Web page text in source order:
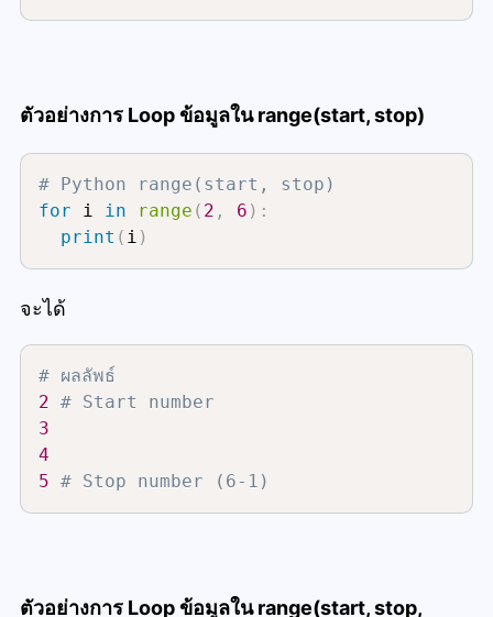
ตัวอย่างการ Loop ข้อมูลใน range(start, stop)
# Python range(start, stop)
for i in range ( 2 , 6 ) :
print ( i )
จะได้
# ผลลัพธ์
2 # Start number
3
4
5 # Stop number (6-1)
ตัวอย่างการ Loop ข้อมูลใน range(start, stop,